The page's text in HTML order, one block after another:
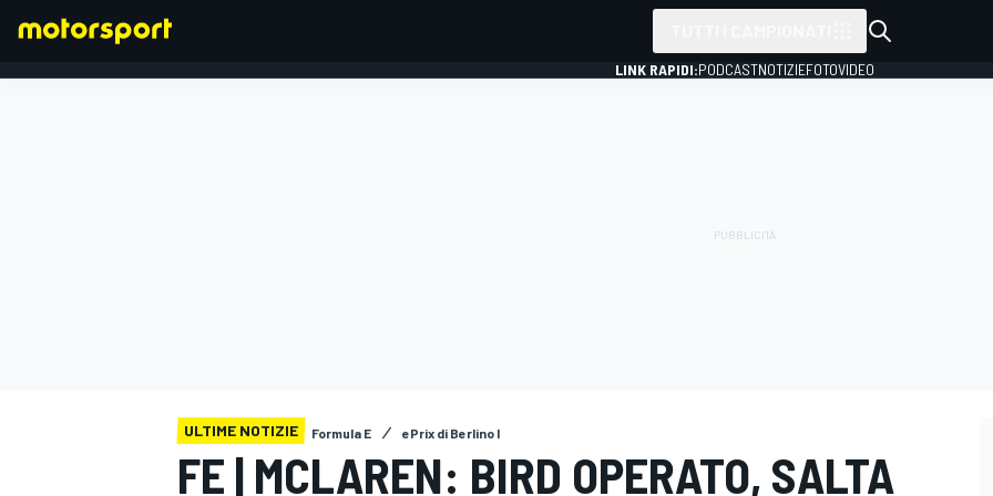
LINK RAPIDI:PODCASTNOTIZIEFOTOVIDEO
ULTIME NOTIZIE Formula E ePrix di Berlino I
FE | MCLAREN: BIRD OPERATO, SALTA